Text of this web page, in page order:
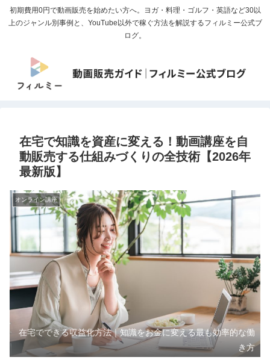
初期費用0円で動画販売を始めたい方へ。ヨガ・料理・ゴルフ・英語など30以
上のジャンル別事例と、YouTube以外で稼ぐ方法を解説するフィルミー公式ブ
ログ。
在宅で知識を資産に変える！動画講座を自
動販売する仕組みづくりの全技術【2026年
最新版】
オンライン講座
在宅でできる収益化方法｜知識をお金に変える最も効率的な働
き方